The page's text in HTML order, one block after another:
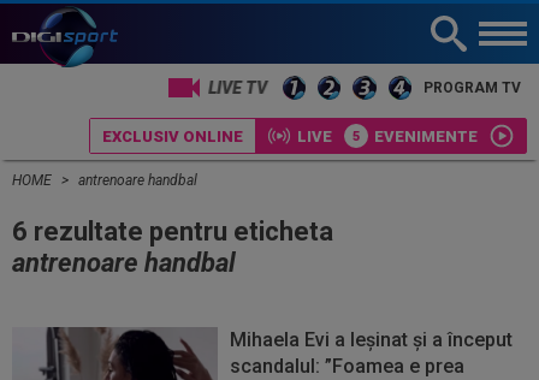
LIVE TV PROGRAM TV
EXCLUSIV ONLINE LIVE EVENIMENTE
HOME antrenoare handbal
6 rezultate pentru eticheta
antrenoare handbal
Mihaela Evi a leșinat și a început
scandalul: ”Foamea e prea